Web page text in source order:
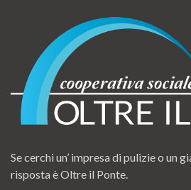
Se cerchi un’ impresa di pulizie o un
risposta è Oltre il Ponte.